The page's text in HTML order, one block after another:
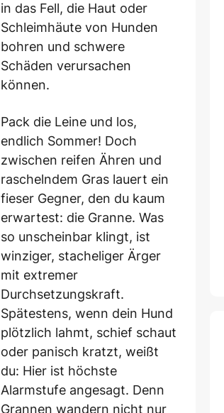
in das Fell, die Haut oder
Schleimhäute von Hunden
bohren und schwere
Schäden verursachen
können.
Pack die Leine und los,
endlich Sommer! Doch
zwischen reifen Ähren und
raschelndem Gras lauert ein
fieser Gegner, den du kaum
erwartest: die Granne. Was
so unscheinbar klingt, ist
winziger, stacheliger Ärger
mit extremer
Durchsetzungskraft.
Spätestens, wenn dein Hund
plötzlich lahmt, schief schaut
oder panisch kratzt, weißt
du: Hier ist höchste
Alarmstufe angesagt. Denn
Grannen wandern nicht nur